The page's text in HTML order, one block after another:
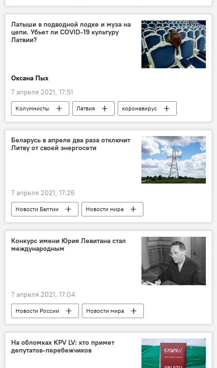
Эстония
Юри Ратас
вакцина
Латыши в подводной лодке и муза на
цепи. Убьет ли COVID-19 культуру
Латвии?
Оксана Пых
7 апреля 2021, 17:51
Колумнисты Латвия
коронавирус
зрители
культура
Беларусь в апреле два раза отключит
Литву от своей энергосети
7 апреля 2021, 17:26
Новости Балтии
Новости мира
Беларусь
электроэнергия
Конкурс имени Юрия Левитана стал
международным
7 апреля 2021, 17:04
Новости России
Новости мира
Юрий Левитан
На обломках KPV LV: кто примет
депутатов-перебежчиков